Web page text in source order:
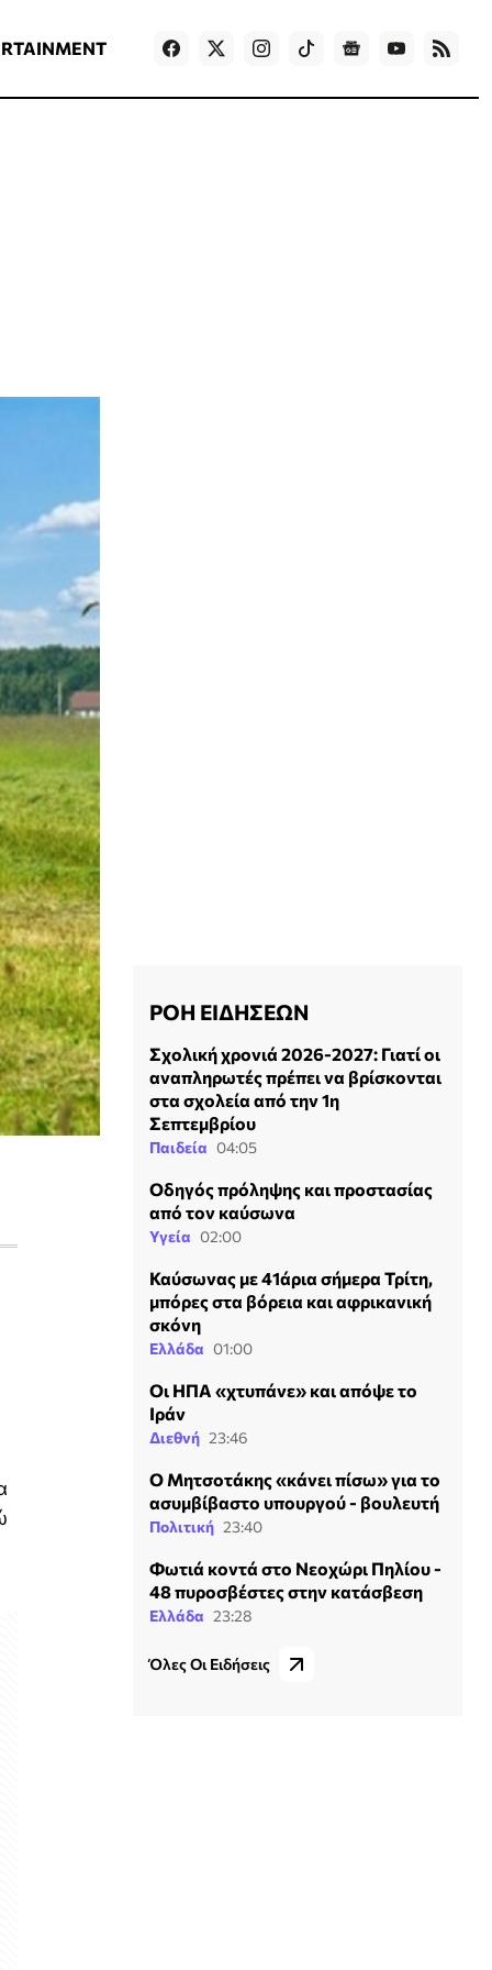
Games
ΡΟΗ ΕΙΔΗΣΕΩΝ
Σχολική χρονιά 2026-2027: Γιατί οι
αναπληρωτές πρέπει να βρίσκονται
στα σχολεία από την 1η
Σεπτεμβρίου
Παιδεία 04:05
Οδηγός πρόληψης και προστασίας
από τον καύσωνα
Υγεία 02:00
Καύσωνας με 41άρια σήμερα Τρίτη,
μπόρες στα βόρεια και αφρικανική
σκόνη
Ελλάδα 01:00
Οι ΗΠΑ «χτυπάνε» και απόψε το
Ιράν
Διεθνή 23:46
Ο Μητσοτάκης «κάνει πίσω» για το
ασυμβίβαστο υπουργού - βουλευτή
Πολιτική 23:40
Φωτιά κοντά στο Νεοχώρι Πηλίου -
48 πυροσβέστες στην κατάσβεση
Ελλάδα 23:28
Όλες Οι Ειδήσεις